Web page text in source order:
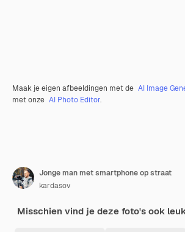
Maak je eigen afbeeldingen met de AI Image
met onze AI Photo Editor.
Jonge man met smartphone op straat
kardasov
Misschien vind je deze foto's ook